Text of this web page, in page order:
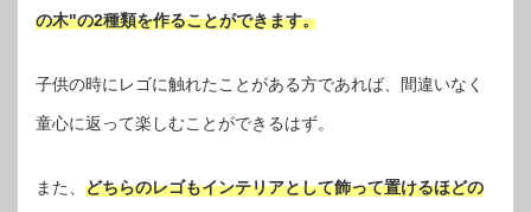
の木"の2種類を作ることができます。
子供の時にレゴに触れたことがある方であれば、間違いなく
童心に返って楽しむことができるはず。
また、 どちらのレゴもインテリアとして飾って置けるほどの